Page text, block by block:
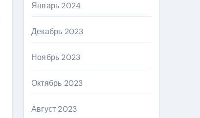
Январь 2024
Декабрь 2023
Ноябрь 2023
Октябрь 2023
Август 2023